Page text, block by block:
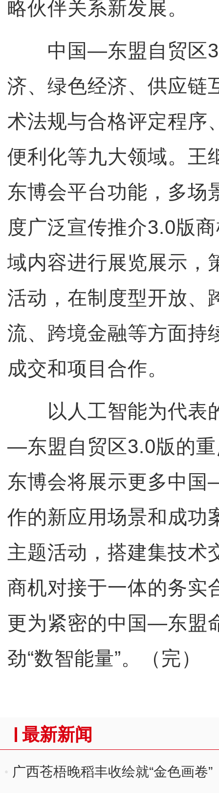
略伙伴关系新发展。
中国—东盟自贸区
济、绿色经济、供应链
术法规与合格评定程序
便利化等九大领域。王
东博会平台功能，多场
度广泛宣传推介3.0版
域内容进行展览展示，
活动，在制度型开放、
流、跨境金融等方面持
成交和项目合作。
以人工智能为代表
—东盟自贸区3.0版的
东博会将展示更多中
作的新应用场景和成功
主题活动，搭建集技术
商机对接于一体的务实
更为紧密的中国—东盟
劲“数智能量”。（完）
最新新闻
广西苍梧晚稻丰收绘就“金色画卷”